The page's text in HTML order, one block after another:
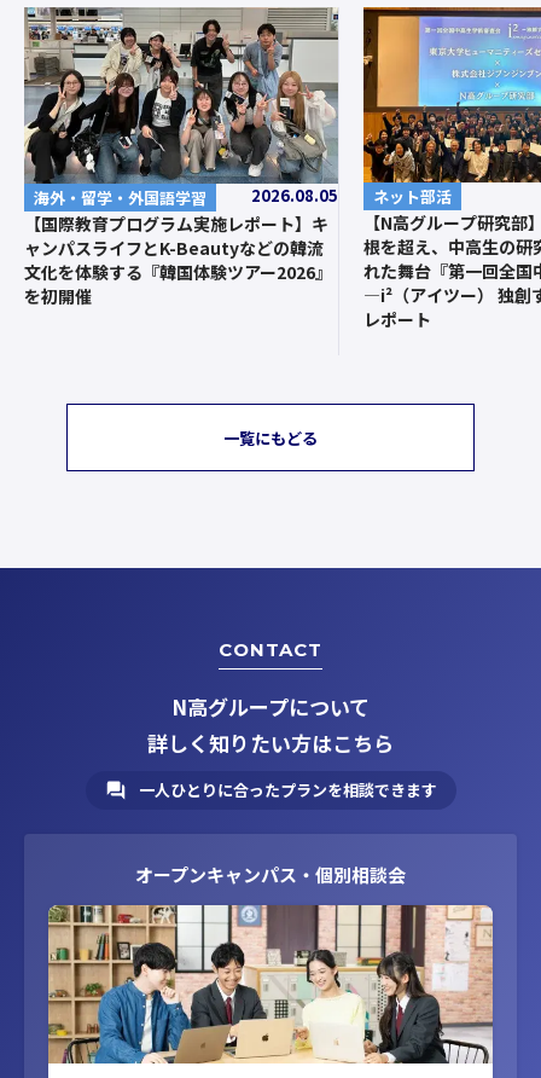
海外・留学・外国語学習 2026.08.05
【国際教育プログラム実施レポート】キ
ャンパスライフとK-Beautyなどの韓流
文化を体験する『韓国体験ツアー2026』
を初開催
ネット部活
【N高グループ研究部
根を超え、中高生の研
れた舞台『第一回全国
—i²（アイツー） 独創
レポート
一覧にもどる
CONTACT
N高グループについて
詳しく知りたい方はこちら
一人ひとりに合ったプランを相談できます
オープンキャンパス・個別相談会